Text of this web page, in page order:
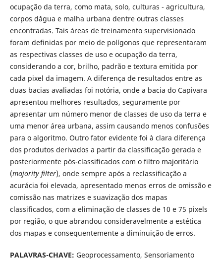
ocupação da terra, como mata, solo, culturas - agricultura,
corpos d´água e malha urbana dentre outras classes
encontradas. Tais áreas de treinamento supervisionado
foram definidas por meio de polígonos que representaram
as respectivas classes de uso e ocupação da terra,
considerando a cor, brilho, padrão e textura emitida por
cada pixel da imagem. A diferença de resultados entre as
duas bacias avaliadas foi notória, onde a bacia do Capivara
apresentou melhores resultados, seguramente por
apresentar um número menor de classes de uso da terra e
uma menor área urbana, assim causando menos confusões
para o algoritmo. Outro fator evidente foi à clara diferença
dos produtos derivados a partir da classificação gerada e
posteriormente pós-classificados com o filtro majoritário
(majority filter), onde sempre após a reclassificação a
acurácia foi elevada, apresentado menos erros de omissão e
comissão nas matrizes e suavização dos mapas
classificados, com a eliminação de classes de 10 e 75 pixels
por região, o que abrandou consideravelmente a estética
dos mapas e consequentemente a diminuição de erros.
PALAVRAS-CHAVE: Geoprocessamento, Sensoriamento